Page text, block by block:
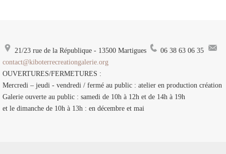
21/23 rue de la République - 13500 Martigues
06 38 63 06 35
contact@kiboterrecreationgalerie.org
OUVERTURES/FERMETURES :
Mercredi – jeudi - vendredi / fermé au public : atelier en production création
Galerie ouverte au public : samedi de 10h à 12h et de 14h à 19h
et le dimanche de 10h à 13h : en décembre et mai